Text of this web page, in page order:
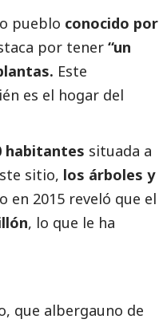
pueblo conocido por
por tener “un
Este
es el hogar del
habitantes situada a
sitio, los árboles y
en 2015 reveló que el
, lo que le ha
que albergauno de